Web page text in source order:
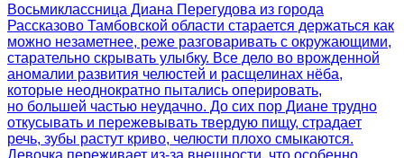
Восьмиклассница Диана Перегудова из города
Рассказово Тамбовской области старается держаться как
можно незаметнее, реже разговаривать с окружающими,
старательно скрывать улыбку. Все дело во врожденной
аномалии развития челюстей и расщелинах нёба,
которые неоднократно пытались оперировать,
но большей частью неудачно. До сих пор Диане трудно
откусывать и пережевывать твердую пищу, страдает
речь, зубы растут криво, челюсти плохо смыкаются.
Девочка переживает из-за внешности, что особенно